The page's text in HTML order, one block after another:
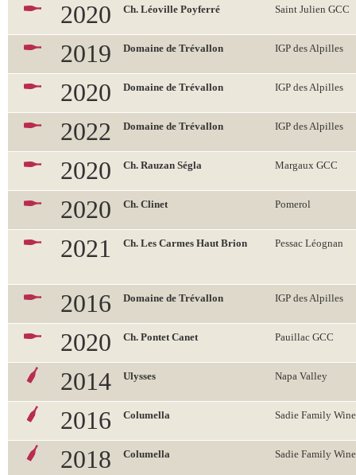
2020 Ch. Léoville Poyferré Saint Julien GCC
2019 Domaine de Trévallon IGP des Alpilles
2020 Domaine de Trévallon IGP des Alpilles
2022 Domaine de Trévallon IGP des Alpilles
2020 Ch. Rauzan Ségla Margaux GCC
2020 Ch. Clinet Pomerol
2021 Ch. Les Carmes Haut Brion Pessac Léognan
2016 Domaine de Trévallon IGP des Alpilles
2020 Ch. Pontet Canet Pauillac GCC
2014 Ulysses Napa Valley
2016 Columella Sadie Family
2018 Columella Sadie Family